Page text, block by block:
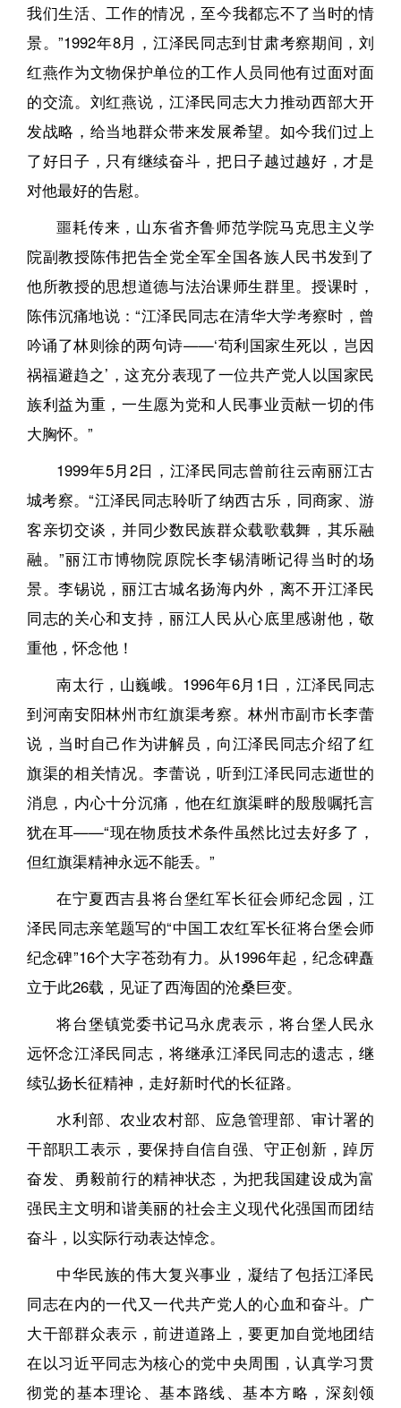
我们生活、工作的情况，至今我都忘不了当时的情
景。”1992年8月，江泽民同志到甘肃考察期间，刘
红燕作为文物保护单位的工作人员同他有过面对面
的交流。刘红燕说，江泽民同志大力推动西部大开
发战略，给当地群众带来发展希望。如今我们过上
了好日子，只有继续奋斗，把日子越过越好，才是
对他最好的告慰。
噩耗传来，山东省齐鲁师范学院马克思主义学
院副教授陈伟把告全党全军全国各族人民书发到了
他所教授的思想道德与法治课师生群里。授课时，
陈伟沉痛地说：“江泽民同志在清华大学考察时，曾
吟诵了林则徐的两句诗——‘苟利国家生死以，岂因
祸福避趋之’，这充分表现了一位共产党人以国家民
族利益为重，一生愿为党和人民事业贡献一切的伟
大胸怀。”
1999年5月2日，江泽民同志曾前往云南丽江古
城考察。“江泽民同志聆听了纳西古乐，同商家、游
客亲切交谈，并同少数民族群众载歌载舞，其乐融
融。”丽江市博物院原院长李锡清晰记得当时的场
景。李锡说，丽江古城名扬海内外，离不开江泽民
同志的关心和支持，丽江人民从心底里感谢他，敬
重他，怀念他！
南太行，山巍峨。1996年6月1日，江泽民同志
到河南安阳林州市红旗渠考察。林州市副市长李蕾
说，当时自己作为讲解员，向江泽民同志介绍了红
旗渠的相关情况。李蕾说，听到江泽民同志逝世的
消息，内心十分沉痛，他在红旗渠畔的殷殷嘱托言
犹在耳——“现在物质技术条件虽然比过去好多了，
但红旗渠精神永远不能丢。”
在宁夏西吉县将台堡红军长征会师纪念园，江
泽民同志亲笔题写的“中国工农红军长征将台堡会师
纪念碑”16个大字苍劲有力。从1996年起，纪念碑矗
立于此26载，见证了西海固的沧桑巨变。
将台堡镇党委书记马永虎表示，将台堡人民永
远怀念江泽民同志，将继承江泽民同志的遗志，继
续弘扬长征精神，走好新时代的长征路。
水利部、农业农村部、应急管理部、审计署的
干部职工表示，要保持自信自强、守正创新，踔厉
奋发、勇毅前行的精神状态，为把我国建设成为富
强民主文明和谐美丽的社会主义现代化强国而团结
奋斗，以实际行动表达悼念。
中华民族的伟大复兴事业，凝结了包括江泽民
同志在内的一代又一代共产党人的心血和奋斗。广
大干部群众表示，前进道路上，要更加自觉地团结
在以习近平同志为核心的党中央周围，认真学习贯
彻党的基本理论、基本路线、基本方略，深刻领